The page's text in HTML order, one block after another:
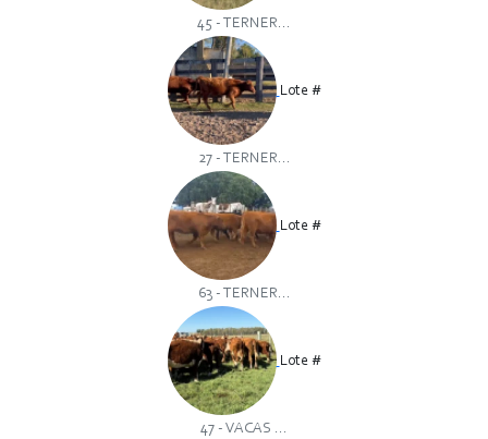
45 - TERNER...
Lote #
27 - TERNER...
Lote #
63 - TERNER...
Lote #
47 - VACAS ...